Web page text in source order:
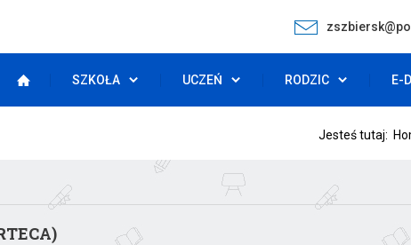
SZKOŁA UCZEŃ RODZIC E-
Jesteś tutaj: